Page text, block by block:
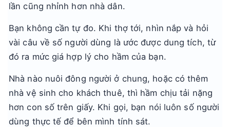
lần cũng nhỉnh hơn nhà dân.
Bạn không cần tự đo. Khi thợ tới, nhìn nắp và hỏi
vài câu về số người dùng là ước được dung tích, từ
đó ra mức giá hợp lý cho hầm của bạn.
Nhà nào nuôi đông người ở chung, hoặc có thêm
nhà vệ sinh cho khách thuê, thì hầm chịu tải nặng
hơn con số trên giấy. Khi gọi, bạn nói luôn số người
dùng thực tế để bên mình tính sát.